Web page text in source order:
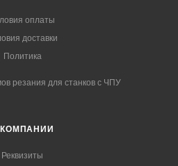
оплаты
доставки
Политика
резания для станков с ЧПУ
Реквизиты